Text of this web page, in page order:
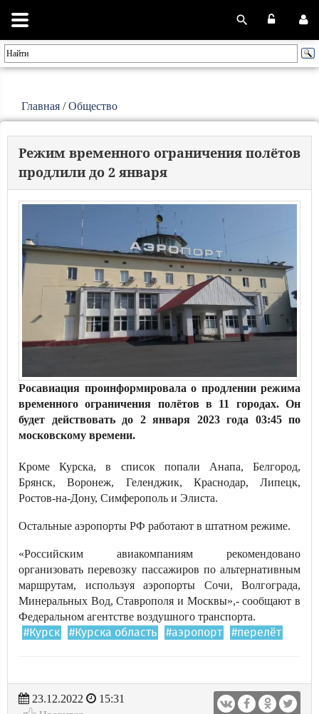
Главная /Общество
Режим временного ограничения полётов
продлили до 2 января
Росавиация проинформировала о продлении режима
временного ограничения полётов в 11 городах. Он
будет действовать до 2 января 2023 года 03:45 по
московскому времени.
Кроме Курска, в список попали Анапа, Белгород,
Брянск, Воронеж, Геленджик, Краснодар, Липецк,
Ростов-на-Дону, Симферополь и Элиста.
Остальные аэропорты РФ работают в штатном режиме.
«Российским авиакомпаниям рекомендовано
организовать перевозку пассажиров по альтернативным
маршрутам, используя аэропорты Сочи, Волгограда,
Минеральных Вод, Ставрополя и Москвы»,- сообщают в
Федеральном агентстве воздушного транспорта.
#Курск #Курска область #аэропорт #перелёт
23.12.2022
15:31